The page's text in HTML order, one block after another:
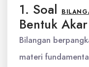
1. Soal
Bentuk Akar
Bilangan
materi